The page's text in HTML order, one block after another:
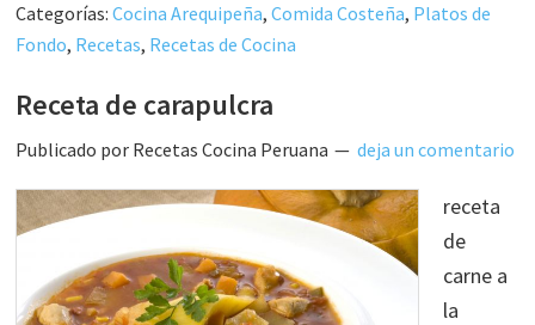
Categorías:Cocina Arequipeña,Comida Costeña, Platos de
Fondo, Recetas, Recetas de Cocina
Receta de carapulcra
Publicado por Recetas Cocina Peruana deja un comentario
receta
de
carne a
la